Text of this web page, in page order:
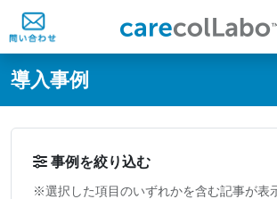
@ -0,0 +1,60 @@
導入事例
事例を絞り込む
※選択した項目のいずれかを含む記事が表